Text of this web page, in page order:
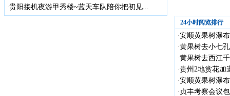
·贵阳接机夜游甲秀楼~蓝天车队陪你把初见...
24小时阅览排行
·安顺黄果树瀑
·黄果树去小七
·黄果树去西江
·贵州2地赏花加
·安顺黄果树瀑
· 贞丰考察会议